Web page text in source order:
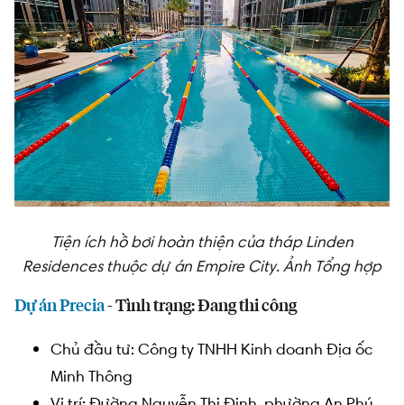
Tiện ích hồ bơi hoàn thiện của tháp Linden
Residences thuộc dự án Empire City. Ảnh Tổng hợp
Dự án Precia- Tình trạng: Đang thi công
Chủ đầu tư: Công ty TNHH Kinh doanh Địa ốc
Minh Thông